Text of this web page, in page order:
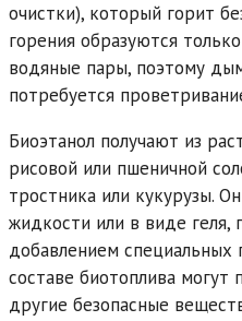
очистки), который горит
горения образуются
водяные пары, поэтому
потребуется
Биоэтанол получают из
рисовой или пшеничной
тростника или кукурузы.
жидкости или в виде геля,
добавлением специальных
составе биотоплива могут
другие безопасные